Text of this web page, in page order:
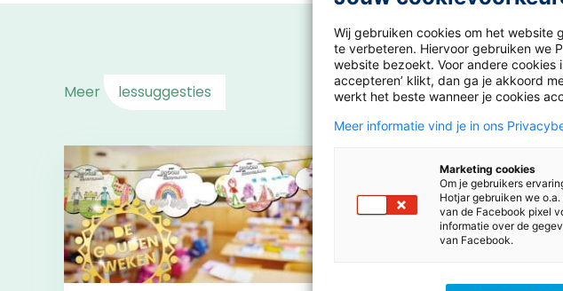
Meer lessuggesties
Wij gebruiken cookies om het website
te verbeteren. Hiervoor gebruiken we
website bezoekt. Voor andere cookies
accepteren’ klikt, dan ga je akkoord
werkt het beste wanneer je cookies
Meer informatie vind je in ons
Marketing cookies
Om je gebruikers
Hotjar gebruiken we
van de Facebook pixel
informatie over de
van Facebook.